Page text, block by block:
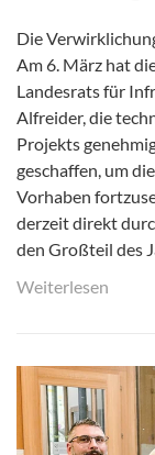
Die
Am 6. März hat
Landesrats für
Alfreider, die
Projekts
geschaffen, um
Vorhaben
derzeit direkt
den Großteil des
Weiterlesen